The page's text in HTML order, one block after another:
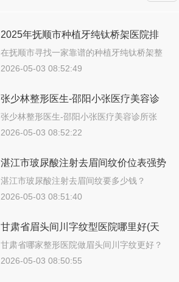
2025年抚顺市种植牙纯钛桥架医院排
名top10哪家靠谱-抚顺市种植牙纯钛桥
架口腔医院
在抚顺市寻找一家靠谱的种植牙纯钛桥架整
形…
2026-05-03 08:52:49
张少林整形医生-邵阳小张医疗美容诊
所张少林医师是知名度高口碑好的专家
张少林整形医生-邵阳小张医疗美容诊所张
少…
2026-05-03 08:52:22
湛江市玻尿酸注射去眉间纹价位表强势
来袭-近8个月均价为4479元
湛江市玻尿酸注射去眉间纹要多少钱？
202…
2026-05-03 08:51:40
甘肃省眉头间川字纹型医院哪里好(天
水市第三人民医院潜力股医生汇聚于
此)
甘肃省哪家整形医院做眉头间川字纹更好？
说…
2026-05-03 08:50:55